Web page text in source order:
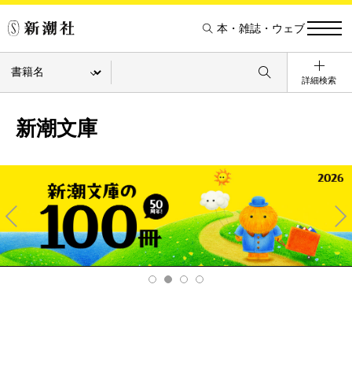
本・雑誌・ウェブ
詳細検索
新潮文庫
Pre
v
Ne
xt